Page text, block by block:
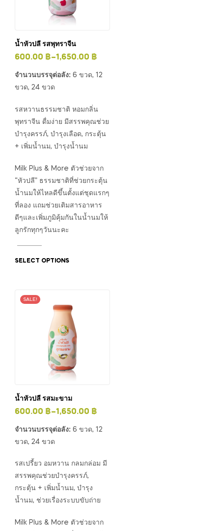
น้ำหัวปลี รสพุทราจีน
600.00 ฿–1,650.00 ฿
จำนวนบรรจุต่อลัง: 6 ขวด, 12
ขวด, 24 ขวด
รสหวานธรรมชาติ หอมกลิ่น
พุทราจีน ดื่มง่าย มีสรรพคุณช่วย
บำรุงครรภ์, บำรุงเลือด, กระตุ้น
+ เพิ่มน้ำนม, บำรุงน้ำนม
Milk Plus & More ตัวช่วยจาก
“หัวปลี” ธรรมชาติที่ช่วยกระตุ้น
น้ำนมให้ไหลดีขึ้นตั้งแต่ชุดแรกๆ
ที่ลอง แถมช่วยเติมสารอาหาร
ดีๆและเพิ่มภูมิคุ้มกันในน้ำนมให้
ลูกรักทุกๆวันนะคะ
SELECT OPTIONS
SALE!
น้ำหัวปลี รสมะขาม
600.00 ฿–1,650.00 ฿
จำนวนบรรจุต่อลัง: 6 ขวด, 12
ขวด, 24 ขวด
รสเปรี้ยว อมหวาน กลมกล่อม มี
สรรพคุณช่วยบำรุงครรภ์,
กระตุ้น + เพิ่มน้ำนม, บำรุง
น้ำนม, ช่วยเรื่องระบบขับถ่าย
Milk Plus & More ตัวช่วยจาก